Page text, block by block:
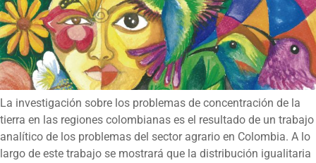
La investigación sobre los problemas de concentración de la
tierra en las regiones colombianas es el resultado de un trabajo
analítico de los problemas del sector agrario en Colombia. A lo
largo de este trabajo se mostrará que la distribución igualitaria